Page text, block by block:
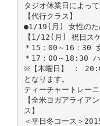
タジオ休業日によっ
【代行クラス】
●1/19(月) 女性のた
【1/12(月) 祝日スケ
＊15：00～16：30
＊17：00～18:30
※【木曜日】 ：
となります。
ティーチャートレー
【全米ヨガアライア
ス】
＜平日冬コース＞